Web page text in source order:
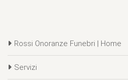
Rossi Onoranze Funebri | Home
Servizi